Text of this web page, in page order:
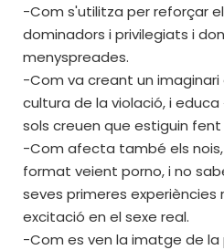
-Com s'utilitza per reforçar
dominadors i privilegiats i
menyspreades.
-Com va creant un
cultura de la violació, i
sols creuen que estiguin
-Com afecta també els
format veient porno, i no
seves primeres experiències
excitació en el sexe real.
-Com es ven la imatge de